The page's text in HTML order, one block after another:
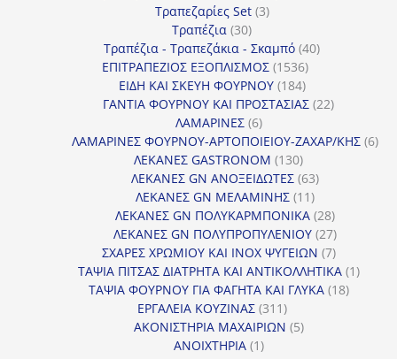
Τραπεζαρίες Set 33
Τραπέζια 3030
προϊόντα
Τραπέζια - Τραπεζάκια - Σκαμπό 4040
ΕΠΙΤΡΑΠΕΖΙΟΣ ΕΞΟΠΛΙΣΜΟΣ 15361536
προϊόντα
ΕΙΔΗ ΚΑΙ ΣΚΕΥΗ ΦΟΥΡΝΟΥ 184184
προϊόντα
ΓΑΝΤΙΑ ΦΟΥΡΝΟΥ ΚΑΙ ΠΡΟΣΤΑΣΙΑΣ 2222
ΛΑΜΑΡΙΝΕΣ 66
προϊόντα
ΛΑΜΑΡΙΝΕΣ ΦΟΥΡΝΟΥ-ΑΡΤΟΠΟΙΕΙΟΥ-ΖΑΧΑΡ/ΚΗΣ 66
ΛΕΚΑΝΕΣ GASTRONOM 130130
προϊόντα
ΛΕΚΑΝΕΣ GN ΑΝΟΞΕΙΔΩΤΕΣ 6363
ΛΕΚΑΝΕΣ GN ΜΕΛΑΜΙΝΗΣ 1111
προϊόντα
ΛΕΚΑΝΕΣ GN ΠΟΛΥΚΑΡΜΠΟΝΙΚΑ 2828
προϊόντα
ΛΕΚΑΝΕΣ GN ΠΟΛΥΠΡΟΠΥΛΕΝΙΟΥ 2727
προϊόντα
ΣΧΑΡΕΣ ΧΡΩΜΙΟΥ ΚΑΙ INOX ΨΥΓΕΙΩΝ 77
προϊόντα
ΤΑΨΙΑ ΠΙΤΣΑΣ ΔΙΑΤΡΗΤΑ ΚΑΙ ΑΝΤΙΚΟΛΛΗΤΙΚΑ 11
ΤΑΨΙΑ ΦΟΥΡΝΟΥ ΓΙΑ ΦΑΓΗΤΑ ΚΑΙ ΓΛΥΚΑ 1818
ΕΡΓΑΛΕΙΑ ΚΟΥΖΙΝΑΣ 311311
προϊόντα
ΑΚΟΝΙΣΤΗΡΙΑ ΜΑΧΑΙΡΙΩΝ 55
ΑΝΟΙΧΤΗΡΙΑ 11